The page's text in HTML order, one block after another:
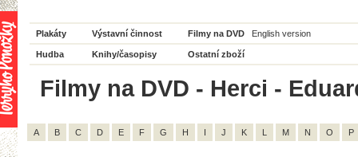
Plakáty Výstavní činnost Filmy na DVD English version
Hudba Knihy/časopisy Ostatní zboží
Filmy na DVD - Herci -
A B C D E F G H I J K L M N O P